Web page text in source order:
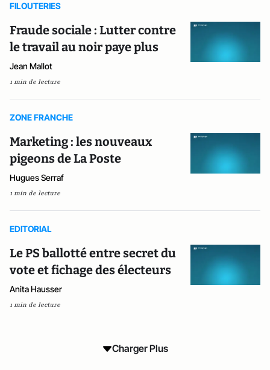
FILOUTERIES
Fraude sociale : Lutter contre
le travail au noir paye plus
Jean Mallot
1 min de lecture
ZONE FRANCHE
Marketing : les nouveaux
pigeons de La Poste
Hugues Serraf
1 min de lecture
EDITORIAL
Le PS ballotté entre secret du
vote et fichage des électeurs
Anita Hausser
1 min de lecture
Charger Plus